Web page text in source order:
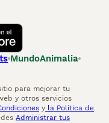
MundoAnimalia
para mejorar tu
y otros servicios
y la Política de
Administrar tus